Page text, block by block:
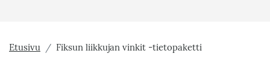
Etusivu Fiksun liikkujan vinkit -tietopaketti